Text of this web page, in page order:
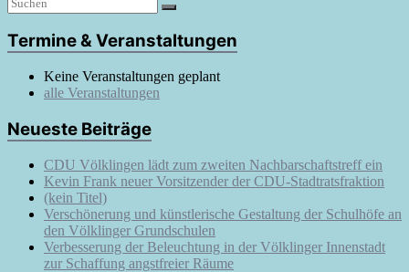
Termine & Veranstaltungen
Keine Veranstaltungen geplant
alle Veranstaltungen
Neueste Beiträge
CDU Völklingen lädt zum zweiten Nachbarschaftstreff ein
Kevin Frank neuer Vorsitzender der CDU-Stadtratsfraktion
(kein Titel)
Verschönerung und künstlerische Gestaltung der Schulhöfe an
den Völklinger Grundschulen
Verbesserung der Beleuchtung in der Völklinger Innenstadt
zur Schaffung angstfreier Räume